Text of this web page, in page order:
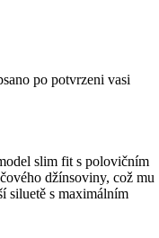
po potvrzeni vasi
slim fit s polovičním
džínsoviny, což mu
siluetě s maximálním